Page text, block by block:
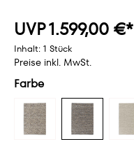
UVP 1.599,00 €*
Inhalt: 1 Stück
Preise inkl. MwSt.
Farbe